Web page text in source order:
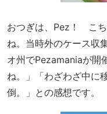
おつぎは、Pez！ こ
ね。当時外のケース収
オ州でPezamaniaが開
ね。」「わざわざ中に
倒。」との感想です。